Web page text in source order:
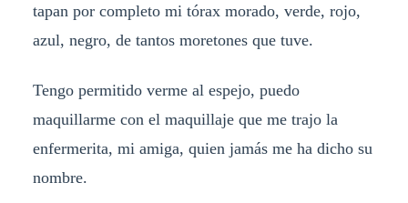
tapan por completo mi tórax morado, verde, rojo,
azul, negro, de tantos moretones que tuve.
Tengo permitido verme al espejo, puedo
maquillarme con el maquillaje que me trajo la
enfermerita, mi amiga, quien jamás me ha dicho su
nombre.